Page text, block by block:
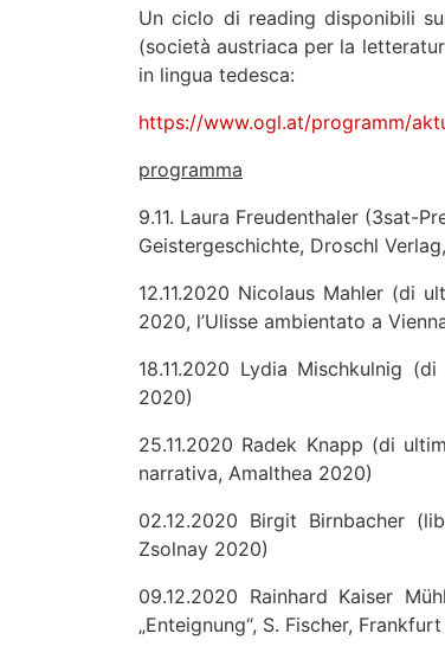
Un ciclo di reading disponibili
(società austriaca per la
in lingua tedesca:
https://www.ogl.at/programm/
programma
9.11. Laura Freudenthaler (3sat-
Geistergeschichte, Droschl
12.11.2020 Nicolaus Mahler (di
2020, l’Ulisse ambientato a
18.11.2020 Lydia Mischkulnig
2020)
25.11.2020 Radek Knapp (di
narrativa, Amalthea 2020)
02.12.2020 Birgit Birnbacher
Zsolnay 2020)
09.12.2020 Rainhard Kaiser
„Enteignung“, S. Fischer,